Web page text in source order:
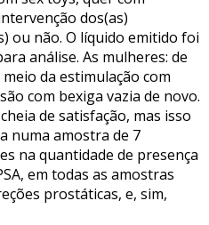
dos(as)
ou não. O líquido emitido foi
análise. As mulheres: de
da estimulação com
com bexiga vazia de novo.
de satisfação, mas isso
numa amostra de 7
na quantidade de presença
em todas as amostras
prostáticas, e, sim,